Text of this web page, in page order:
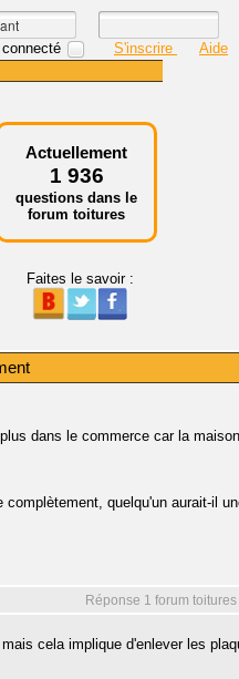
connecté S'inscrire Aide
Actuellement
1 936
questions dans le
forum toitures
Faites le savoir :
dans le commerce car la
quelqu'un aurait-il
Réponse 1 forum
cela implique d'enlever les